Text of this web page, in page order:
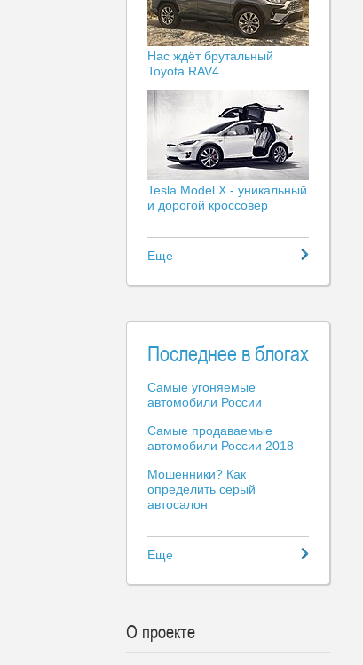
Нас ждёт брутальный
Toyota RAV4
Tesla Model X - уникальный
и дорогой кроссовер
Еще
Последнее в блогах
Самые угоняемые
автомобили России
Самые продаваемые
автомобили России 2018
Мошенники? Как
определить серый
автосалон
Еще
О проекте